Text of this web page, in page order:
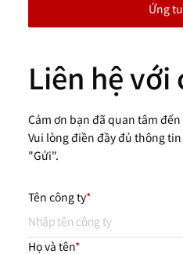
Ứng
Liên hệ với
Cảm ơn bạn đã quan tâm
Vui lòng điền đầy đủ thông
"Gửi".
Tên công ty*
Họ và tên*